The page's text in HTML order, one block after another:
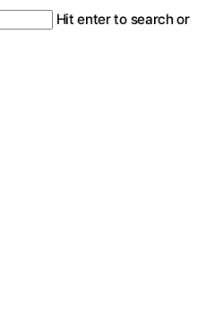
Hit enter to search or